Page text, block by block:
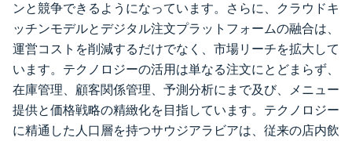
ンと競争できるようになっています。さらに、クラウドキ
ッチンモデルとデジタル注文プラットフォームの融合は、
運営コストを削減するだけでなく、市場リーチを拡大して
います。テクノロジーの活用は単なる注文にとどまらず、
在庫管理、顧客関係管理、予測分析にまで及び、メニュー
提供と価格戦略の精緻化を目指しています。テクノロジー
に精通した人口層を持つサウジアラビアは、従来の店内飲